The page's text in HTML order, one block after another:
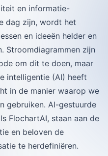
en informatie-
dag zijn, wordt het
en ideeën helder en
Stroomdiagrammen zijn
om dit te doen, maar
intelligentie (AI) heeft
in de manier waarop we
gebruiken. AI-gestuurde
FlochartAI, staan aan de
en beloven de
te herdefiniëren.